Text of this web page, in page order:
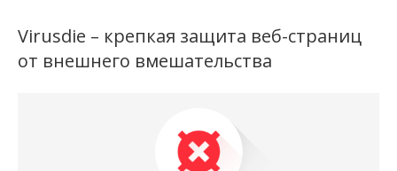
Virusdie – крепкая защита веб-страниц
от внешнего вмешательства